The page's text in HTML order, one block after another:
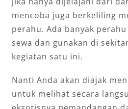
mencoba juga berkeliling
perahu. Ada banyak
sewa dan gunakan di
kegiatan satu ini.
Nanti Anda akan diajak
untuk melihat secara